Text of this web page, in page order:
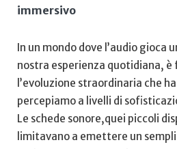
immersivo
In un mondo dove ​l’audio gioca
nostra esperienza quotidiana,
l’evoluzione straordinaria che
percepiamo a livelli di
Le schede sonore,quei piccoli
limitavano ​a​ emettere un